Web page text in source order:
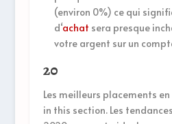
(environ 0%) ce qui
d‘achat sera presque
votre argent sur un
20
Les meilleurs placements
in this section. Les